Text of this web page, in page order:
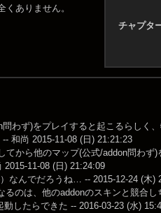
チャプタ
ありません。
わず)をプレイすると起こるらしく
和尚 2015-11-08 (日) 21:21:23
から他のマップ(公式/addon問わ
11-08 (日) 21:24:09
なんでだろうね… -- 2015-12-24 (木)
のは、他のaddonのスキンと競合
したらできた -- 2016-03-23 (水)